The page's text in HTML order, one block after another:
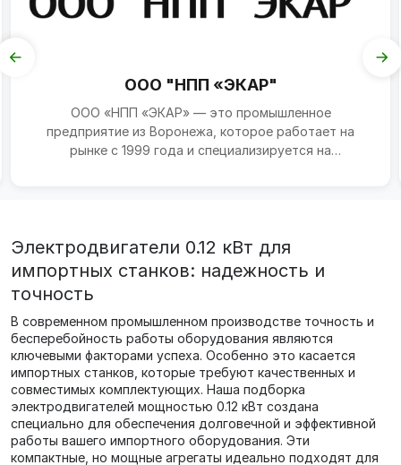
ООО "НПП «ЭКАР"
ООО «НПП «ЭКАР» — это промышленное
предприятие из Воронежа, которое работает на
рынке с 1999 года и специализируется на
Электродвигатели 0.12 кВт для
импортных станков: надежность и
точность
В современном промышленном производстве точность и
бесперебойность работы оборудования являются
ключевыми факторами успеха. Особенно это касается
импортных станков, которые требуют качественных и
совместимых комплектующих. Наша подборка
электродвигателей мощностью 0.12 кВт создана
специально для обеспечения долговечной и эффективной
работы вашего импортного оборудования. Эти
компактные, но мощные агрегаты идеально подходят для